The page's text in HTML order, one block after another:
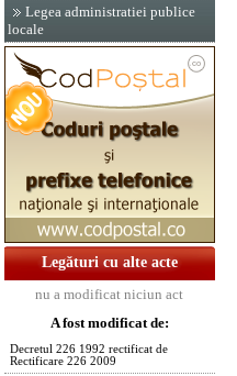
Legea administratiei publice
locale
Legături cu alte acte
nu a modificat niciun act
A fost modificat de:
Decretul 226 1992 rectificat de
Rectificare 226 2009